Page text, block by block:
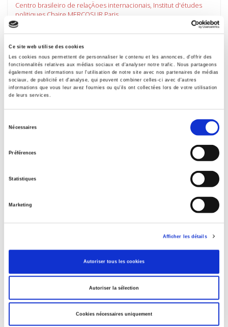
Ce site web utilise des cookies
Les cookies nous permettent de personnaliser le contenu et les annonces, d'offrir des
fonctionnalités relatives aux médias sociaux et d'analyser notre trafic. Nous partageons
également des informations sur l'utilisation de notre site avec nos partenaires de médias
sociaux, de publicité et d'analyse, qui peuvent combiner celles-ci avec d'autres
informations que vous leur avez fournies ou qu'ils ont collectées lors de votre utilisation
de leurs services.
Nécessaires
Préférences
Statistiques
Marketing
Afficher les détails
Autoriser tous les cookies
Autoriser la sélection
Cookies nécessaires uniquement
Centro brasileiro de relaçÄoes internacionais, Institut d'études
politiques Chaire MERCOSUR Paris
Marie-Françoise Durand, Paolo Giordano
Politique agricole: un modèle européen